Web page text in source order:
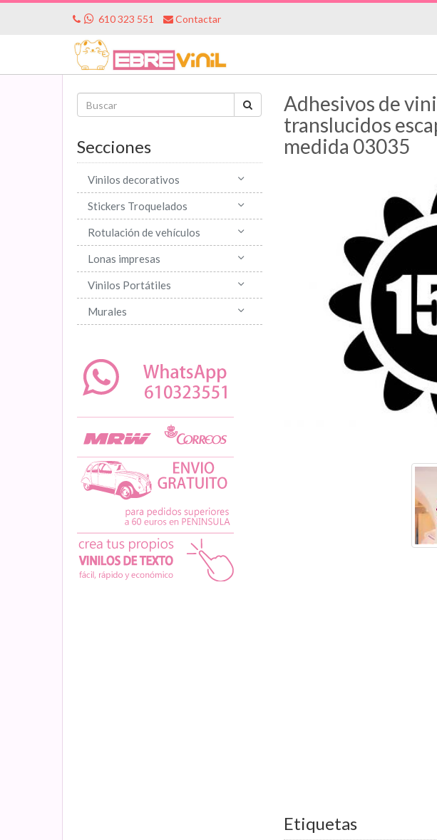
610 323 551 Contactar
Secciones
Vinilos decorativos
Stickers Troquelados
Rotulación de vehículos
Lonas impresas
Vinilos Portátiles
Murales
Adhesivos de
translucidos
medida 03035
Etiquetas